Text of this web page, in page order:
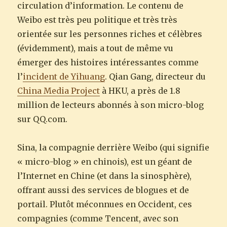
circulation d’information. Le contenu de
Weibo est très peu politique et très très
orientée sur les personnes riches et célèbres
(évidemment), mais a tout de même vu
émerger des histoires intéressantes comme
l’incident de Yihuang. Qian Gang, directeur du
China Media Project à HKU, a près de 1.8
million de lecteurs abonnés à son micro-blog
sur QQ.com.
Sina, la compagnie derrière Weibo (qui signifie
« micro-blog » en chinois), est un géant de
l’Internet en Chine (et dans la sinosphère),
offrant aussi des services de blogues et de
portail. Plutôt méconnues en Occident, ces
compagnies (comme Tencent, avec son